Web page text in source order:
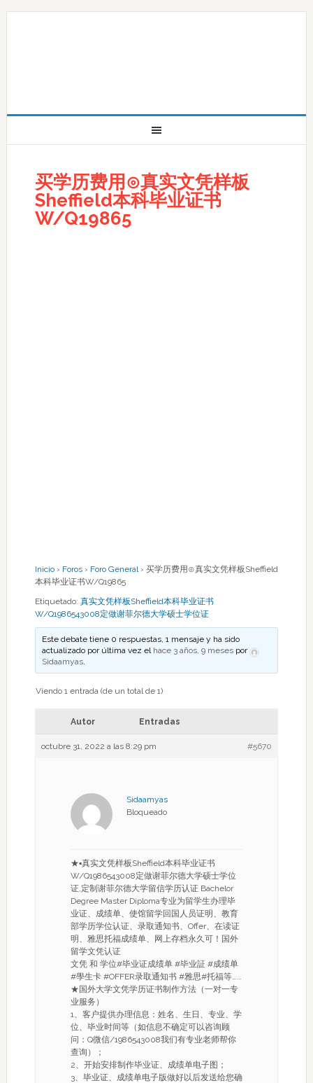
买学历费用⊙真实文凭样板
Sheffield本科毕业证书
W/Q19865
Inicio › Foros › Foro General › 买学历费用⊙真实文凭样板Sheffield
本科毕业证书W/Q19865
Etiquetado: 真实文凭样板Sheffield本科毕业证书
W/Q1986543008定做谢菲尔德大学硕士学位证
Este debate tiene 0 respuestas, 1 mensaje y ha sido
actualizado por última vez el hace 3 años, 9 meses por
Sidaamyas.
Viendo 1 entrada (de un total de 1)
Autor Entradas
octubre 31, 2022 a las 8:29 pm #5670
Sidaamyas
Bloqueado
★▪真实文凭样板Sheffield本科毕业证书
W/Q1986543008定做谢菲尔德大学硕士学位
证,定制谢菲尔德大学留信学历认证 Bachelor
Degree Master Diploma专业为留学生办理毕
业证、成绩单、使馆留学回国人员证明、教育
部学历学位认证、录取通知书、Offer、在读证
明、雅思托福成绩单、网上存档永久可！国外
留学文凭认证
文凭 和 学位#毕业证成绩单 #毕业証 #成绩单
#學生卡 #OFFER录取通知书 #雅思#托福等……
★国外大学文凭学历证书制作方法（一对一专
业服务）
1、客户提供办理信息：姓名、生日、专业、学
位、毕业时间等（如信息不确定可以咨询顾
问：Q微信/1986543008我们有专业老师帮你
查询）；
2、开始安排制作毕业证、成绩单电子图；
3、毕业证、成绩单电子版做好以后发送给您确